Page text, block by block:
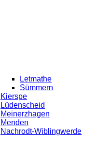
Letmathe
Sümmern
Kierspe
Lüdenscheid
Meinerzhagen
Menden
Nachrodt-Wiblingwerde